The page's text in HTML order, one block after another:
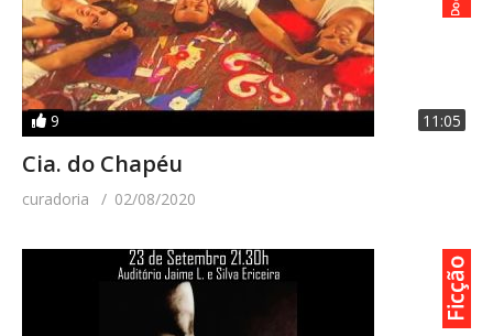
9 11:05
Cia. do Chapéu
curadoria 02/08/2020